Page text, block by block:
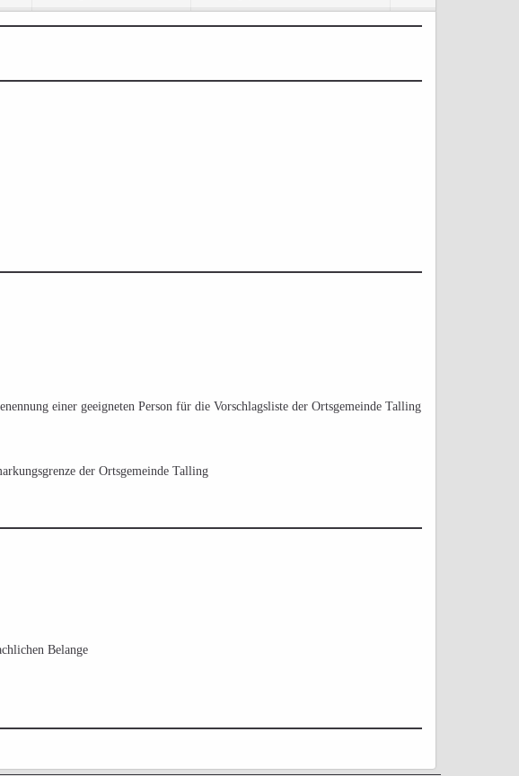
einer geeigneten Person für die Vorschlagsliste der Ortsgemeinde Talling
der Ortsgemeinde Talling
Belange